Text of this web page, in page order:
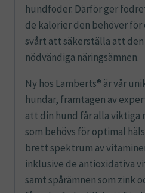
hundfoder. Därför ger
de kalorier den behöver
svårt att säkerställa att den
nödvändiga näringsämnen.
Ny hos Lamberts® är vår
hundar, framtagen av
att din hund får alla viktiga
som behövs för optimal
brett spektrum av
inklusive de antioxidativa
samt spårämnen som zink